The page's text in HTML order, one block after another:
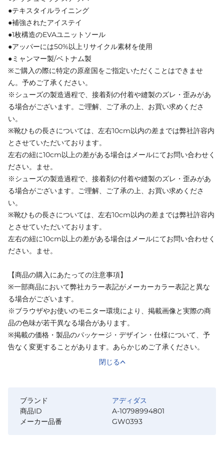
●テキスタイルライニング
●補強されたアイステイ
●1枚構造のEVAユニットソール
●アッパーには50%以上リサイクル素材を使用
●ミャンマー製/ベトナム製
※ご購入の際に特定の原産国をご指定いただくことはできませ
ん。予めご了承ください。
※シューズの製造過程で、接着剤の付着や縫製のズレ・歪みがあ
る場合がございます。ご理解、ご了承の上、お買い求めくださ
い。
※靴ひもの長さについては、左右10cm以内の差までは弊社許容内
とさせていただいております。
左右の紐に10cm以上の差がある場合はメールにてお問い合わせく
ださい。ませ。
※シューズの製造過程で、接着剤の付着や縫製のズレ・歪みがあ
る場合がございます。ご理解、ご了承の上、お買い求めくださ
い。
※靴ひもの長さについては、左右10cm以内の差までは弊社許容内
とさせていただいております。
左右の紐に10cm以上の差がある場合はメールにてお問い合わせく
ださい。ませ。
【商品の購入にあたっての注意事項】
※一部商品において弊社カラー表記がメーカーカラー表記と異な
る場合がございます。
※ブラウザやお使いのモニター環境により、掲載画像と実際の商
品の色味が若干異なる場合があります。
※掲載の価格・製品のパッケージ・デザイン・仕様について、予
告なく変更することがあります。あらかじめご了承ください。
閉じる
ブランド
アディダス
商品ID
A-10798994801
メーカー品番
GW0393